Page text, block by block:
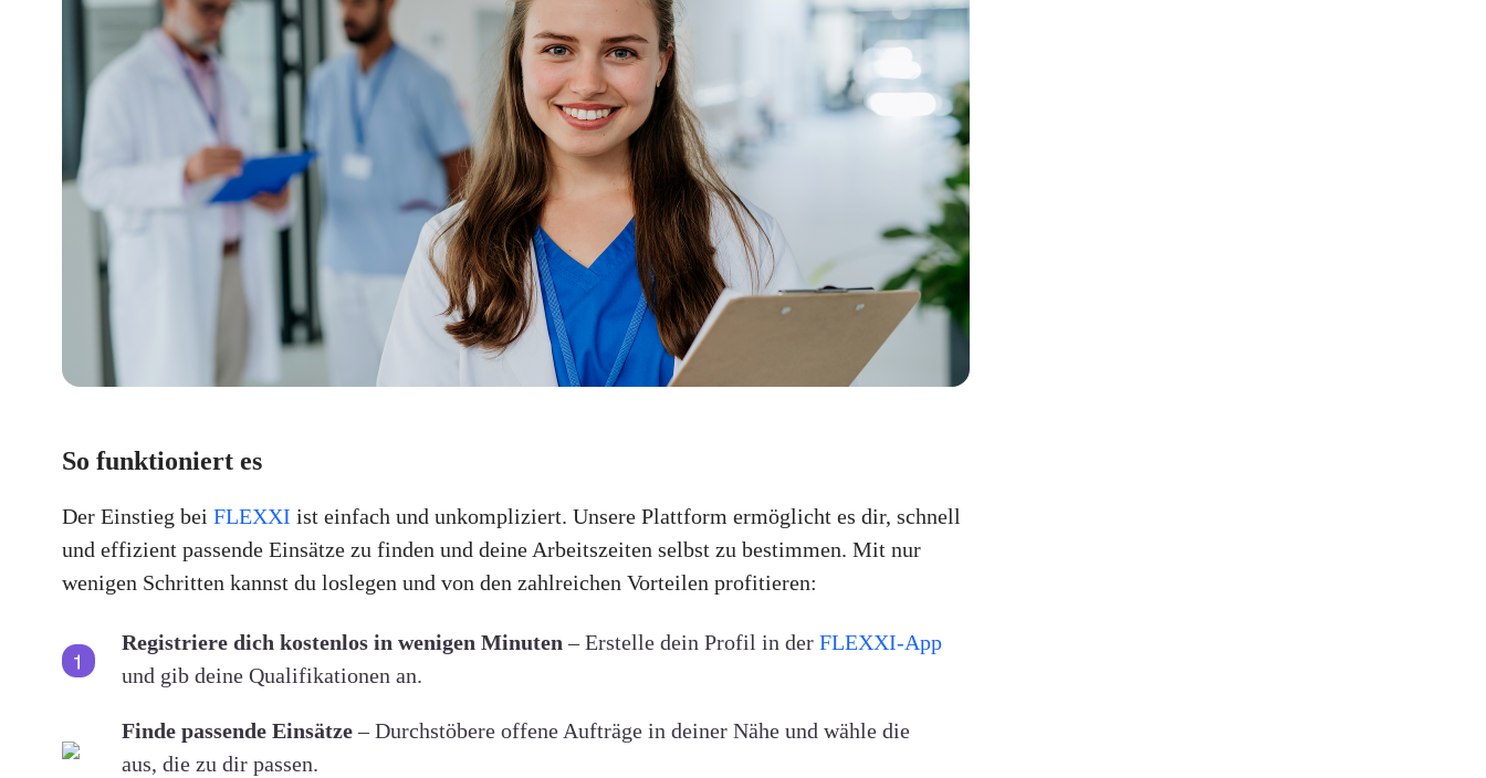
So funktioniert es
Der Einstieg bei FLEXXI ist einfach und unkompliziert. Unsere Plattform ermöglicht es dir, schnell
und effizient passende Einsätze zu finden und deine Arbeitszeiten selbst zu bestimmen. Mit nur
wenigen Schritten kannst du loslegen und von den zahlreichen Vorteilen profitieren:
Registriere dich kostenlos in wenigen Minuten – Erstelle dein Profil in der FLEXXI-App
und gib deine Qualifikationen an.
Finde passende Einsätze– Durchstöbere offene Aufträge in deiner Nähe und wähle die
aus, die zu dir passen.